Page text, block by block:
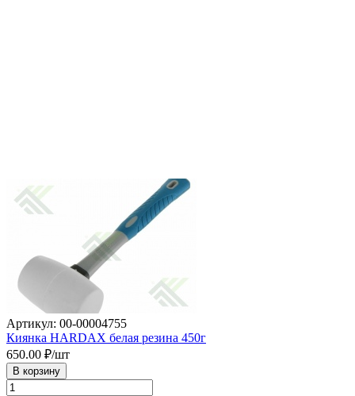
Артикул: 00-00004755
Киянка HARDAX белая резина 450г
650.00 ₽/шт
В корзину